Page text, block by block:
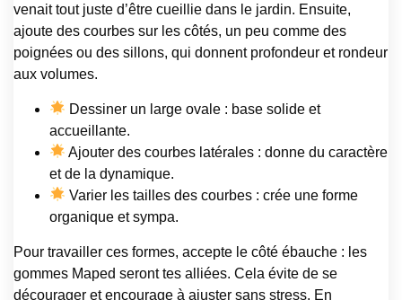
venait tout juste d’être cueillie dans le jardin. Ensuite,
ajoute des courbes sur les côtés, un peu comme des
poignées ou des sillons, qui donnent profondeur et rondeur
aux volumes.
Dessiner un large ovale : base solide et
accueillante.
Ajouter des courbes latérales : donne du caractère
et de la dynamique.
Varier les tailles des courbes : crée une forme
organique et sympa.
Pour travailler ces formes, accepte le côté ébauche : les
gommes Maped seront tes alliées. Cela évite de se
décourager et encourage à ajuster sans stress. En